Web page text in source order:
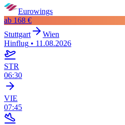
Eurowings
ab 168 €
Stuttgart
Wien
Hinflug • 11.08.2026
STR
06:30
VIE
07:45